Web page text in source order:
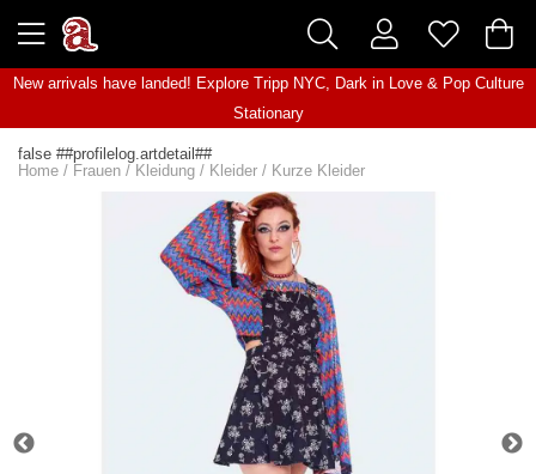
New arrivals have landed! Explore Tripp NYC, Dark in Love& Pop Culture
Stationary
false ##profilelog.artdetail##
Home / Frauen / Kleidung / Kleider / Kurze Kleider